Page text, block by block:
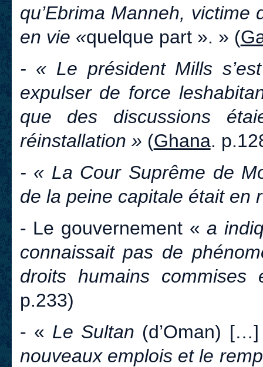
qu’Ebrima Manneh,
en vie «quelque part ». » (
- « Le président Mills
expulser de force les
que des discussions
réinstallation » (Ghana.
- « La Cour Suprême de
de la peine capitale était en
- Le gouvernement «a
connaissait pas de
droits humains
p.233)
- « Le Sultan (d’Oman)
nouveaux emplois et le